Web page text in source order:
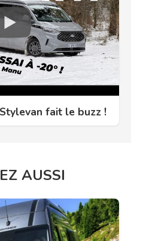
fait le buzz !
AUSSI